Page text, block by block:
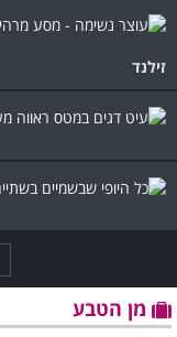
זילנד
מן הטבע